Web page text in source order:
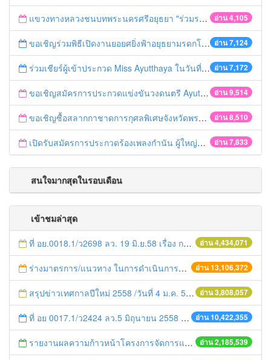
อ่าน 4,105
แขวงทางหลวงชนบทพระนครศรีอยุธยา "ร่วมรณรงค์ ขับช้า เปิดไฟหน้า คาดเข็มขัด" เทศกาลสงกรานต์ ปี 2561
อ่าน 7,124
ขอเชิญร่วมพิธีเปิดงานยอยศยิ่งฟ้าอยุธยามรดกโลก
อ่าน 7,172
ร่วมเชียร์ผู้เข้าประกวด Miss Ayutthaya ในวันที่ 15 ธันวาคม 2560
อ่าน 9,514
ขอเชิญสมัครการประกวดแข่งขันวงดนตรี Ayutthaya battle of the bands
อ่าน 8,510
ขอเชิญซื้อสลากกาชาดการกุศลพิเศษจังหวัดพระนครศรีอยุธยา 2560
อ่าน 7,833
เปิดรับสมัครการประกวดร้องเพลงกำนัน ผู้ใหญ่บ้าน ฯลฯ
สนใจมากสุดในรอบเดือน
เข้าชมล่าสุด
อ่าน 4,434,071
ที่ อย.0018.1/ว2698 ลว. 19 มิ.ย.58 เรื่อง การแก้ไขปัญหาหนี้สินให้แก่เกษตรกร
อ่าน 13,106,372
ร่างมาตรการ/แนวทาง ในการดำเนินการประกอบการตรวจราชการแบบบูรณาการ
อ่าน 3,808,057
สรุปข่าวเทศกาลปีใหม่ 2558 /วันที่ 4 ม.ค. 58
อ่าน 10,422,355
ที่ อย 0017.1/ว2424 ลว.5 มิถุนายน 2558 เรื่อง แจ้งกำหนดตรวจประเมินและให้คะแนนหน่วยงานที่สมัครเข้าร่วมโครงการพัฒนาหน่วยงานต้นแบบในการจัดตั้งศูนย์ข้อมูลข่าวสารของราชการฯ ประจำปีงบประมาณ พ.ศ. 2558
อ่าน 2,185,539
รายงานผลความก้าวหน้าโครงการจัดการแก้ไขปัญหาขยะ สัปดาห์ที่ 9/2558